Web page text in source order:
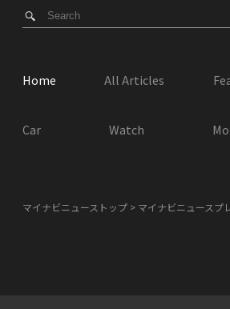
Home All Articles
Car Watch
マイナビニューストップ マイナビニュースプ